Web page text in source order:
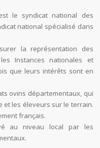
le syndicat national des
national spécialisé dans
la représentation des
Instances nationales et
que leurs intérêts sont en
ovins départementaux, qui
et les éleveurs sur le terrain.
français.
au niveau local par les